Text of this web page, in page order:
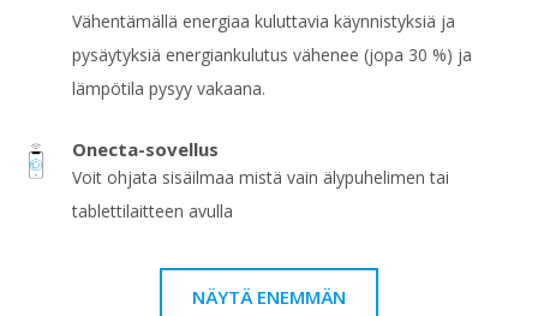
Vähentämällä energiaa kuluttavia käynnistyksiä ja
pysäytyksiä energiankulutus vähenee (jopa 30 %) ja
lämpötila pysyy vakaana.
Onecta-sovellus
Voit ohjata sisäilmaa mistä vain älypuhelimen tai
tablettilaitteen avulla
NÄYTÄ ENEMMÄN